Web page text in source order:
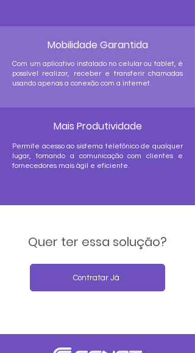
Mobilidade Garantida
Com um aplicativo instalado no celular ou tablet, é
possível realizar, receber e transferir chamadas
usando apenas a conexão com a internet.
Mais Produtividade
Permite acesso ao sistema telefônico de qualquer
lugar, tornando a comunicação com clientes e
fornecedores mais ágil e eficiente.
Quer ter essa solução?
Contratar Já